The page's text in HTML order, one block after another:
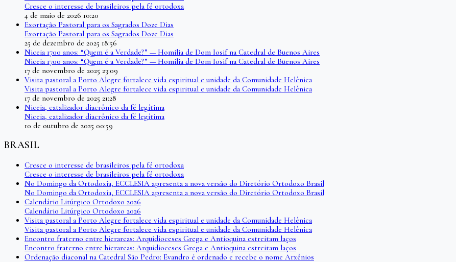
Cresce o interesse de brasileiros pela fé ortodoxa
4 de maio de 2026 10:20
Exortação Pastoral para os Sagrados Doze Dias
Exortação Pastoral para os Sagrados Doze Dias
25 de dezembro de 2025 18:56
Niceia 1700 anos: “Quem é a Verdade?” — Homilia de Dom Iosif na Catedral de Buenos Aires
Niceia 1700 anos: “Quem é a Verdade?” — Homilia de Dom Iosif na Catedral de Buenos Aires
17 de novembro de 2025 23:09
Visita pastoral a Porto Alegre fortalece vida espiritual e unidade da Comunidade Helênica
Visita pastoral a Porto Alegre fortalece vida espiritual e unidade da Comunidade Helênica
17 de novembro de 2025 21:28
Niceia, catalizador diacrônico da fé legítima
Niceia, catalizador diacrônico da fé legítima
10 de outubro de 2025 00:59
BRASIL
Cresce o interesse de brasileiros pela fé ortodoxa
Cresce o interesse de brasileiros pela fé ortodoxa
No Domingo da Ortodoxia, ECCLESIA apresenta a nova versão do Diretório Ortodoxo Brasil
No Domingo da Ortodoxia, ECCLESIA apresenta a nova versão do Diretório Ortodoxo Brasil
Calendário Litúrgico Ortodoxo 2026
Calendário Litúrgico Ortodoxo 2026
Visita pastoral a Porto Alegre fortalece vida espiritual e unidade da Comunidade Helênica
Visita pastoral a Porto Alegre fortalece vida espiritual e unidade da Comunidade Helênica
Encontro fraterno entre hierarcas: Arquidioceses Grega e Antioquina estreitam laços
Encontro fraterno entre hierarcas: Arquidioceses Grega e Antioquina estreitam laços
Ordenação diaconal na Catedral São Pedro: Evandro é ordenado e recebe o nome Arxênios